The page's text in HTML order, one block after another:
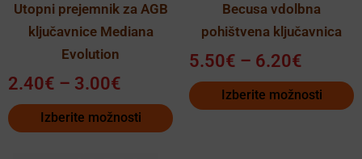
Utopni prejemnik za AGB
ključavnice Mediana
Evolution
2.40€ – 3.00€
Izberite možnosti
strani
izdelka
Becusa vdolbna
pohištvena ključavnica
5.50€ – 6.20€
Izberite možnosti
izdelka